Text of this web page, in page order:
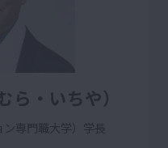
ら・いちや）
専門職大学）学長